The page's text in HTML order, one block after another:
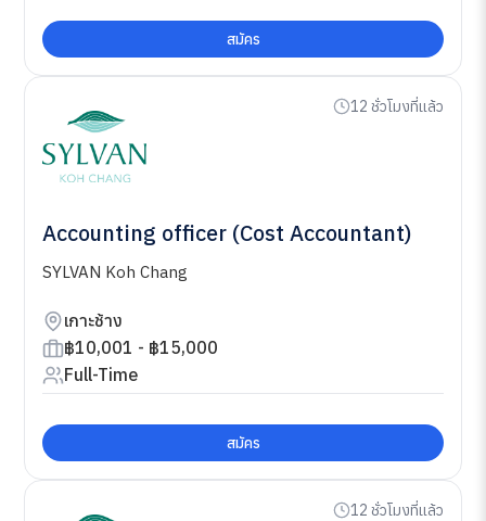
สมัคร
12 ชั่วโมงที่แล้ว
Accounting officer (Cost Accountant)
SYLVAN Koh Chang
เกาะช้าง
฿10,001 - ฿15,000
Full-Time
สมัคร
12 ชั่วโมงที่แล้ว